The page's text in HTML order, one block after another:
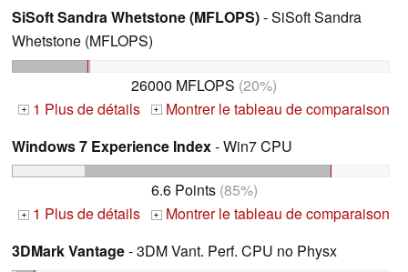
SiSoft Sandra Whetstone (MFLOPS)- SiSoft Sandra
Whetstone (MFLOPS)
26000 MFLOPS (20%)
+ 1 Plus de détails + Montrer le tableau de comparaison
Windows 7 Experience Index- Win7 CPU
6.6 Points(85%)
+ 1 Plus de détails + Montrer le tableau de comparaison
3DMark Vantage- 3DM Vant. Perf. CPU no Physx